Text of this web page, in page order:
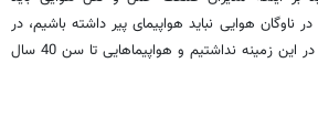
هوایی نباید هواپیمای پیر داشته باشیم، در
دستورالعمل قبلی محدودیتی در این زمینه نداشتیم و هواپیماهایی تا سن 40 سال